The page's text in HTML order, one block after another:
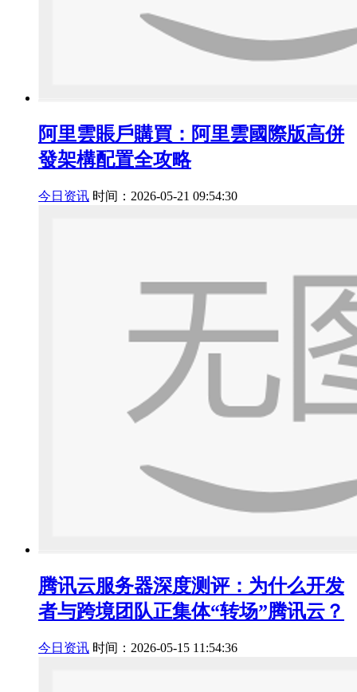
阿里雲賬戶購買：阿里雲國際版高併
發架構配置全攻略
今日资讯 时间：2026-05-21 09:54:30
腾讯云服务器深度测评：为什么开发
者与跨境团队正集体“转场”腾讯云？
今日资讯 时间：2026-05-15 11:54:36